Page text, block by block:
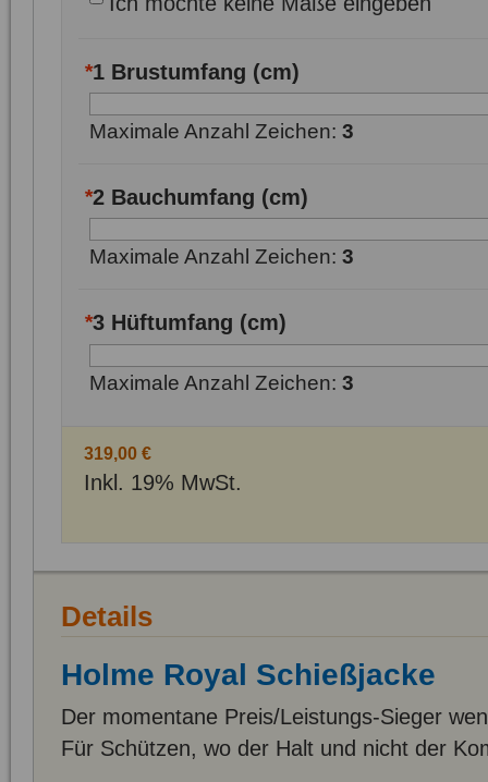
*1 Brustumfang (cm)
Maximale Anzahl Zeichen: 3
*2 Bauchumfang (cm)
Maximale Anzahl Zeichen: 3
*3 Hüftumfang (cm)
Maximale Anzahl Zeichen: 3
319,00 €
Inkl. 19% MwSt.
Details
Holme Royal Schießjacke
Der momentane Preis/Leistungs-Sieger
Für Schützen, wo der Halt und nicht der